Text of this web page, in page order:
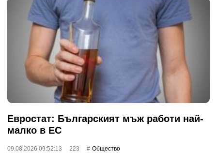
Евростат: Българският мъж работи най-
малко в ЕС
09.08.2026 09:52:13 223 Общество